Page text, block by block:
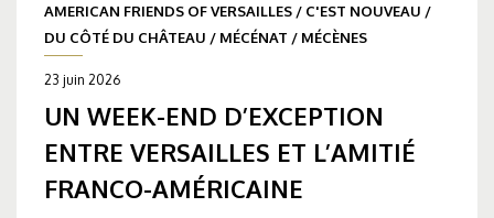
AMERICAN FRIENDS OF VERSAILLES / C'EST NOUVEAU /
DU CÔTÉ DU CHÂTEAU / MÉCÉNAT / MÉCÈNES
23 juin 2026
UN WEEK-END D’EXCEPTION
ENTRE VERSAILLES ET L’AMITIÉ
FRANCO-AMÉRICAINE